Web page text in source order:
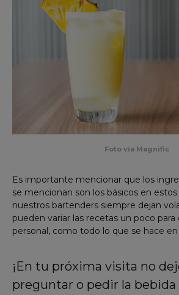
Foto vía Magnific
Es importante mencionar que los
se mencionan son los básicos en
nuestros bartenders siempre dejan
pueden variar las recetas un poco para
personal, como todo lo que se hace en
¡En tu próxima visita no
preguntar o pedir la bebida